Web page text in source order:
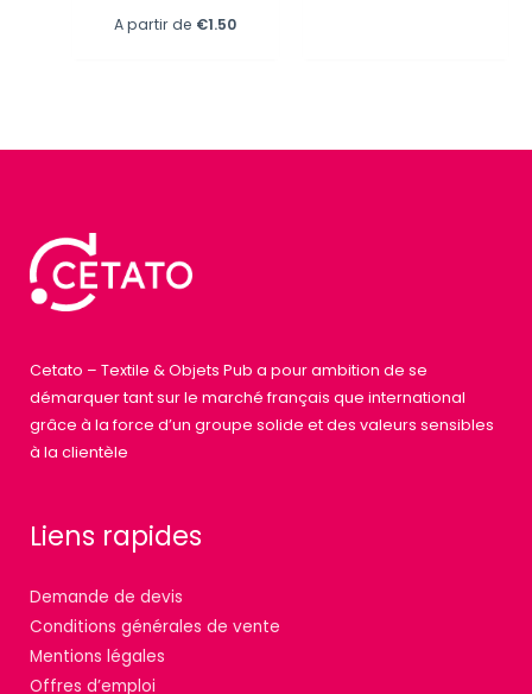
A partir de €1.50
Cetato – Textile & Objets Pub a pour ambition de se
démarquer tant sur le marché français que international
grâce à la force d’un groupe solide et des valeurs sensibles
à la clientèle
Liens rapides
Demande de devis
Conditions générales de vente
Mentions légales
Offres d’emploi